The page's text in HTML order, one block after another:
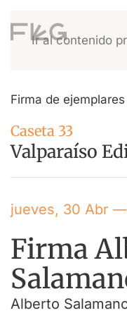
Ir al contenido
Firma de ejemplares
Caseta 33
Valparaíso
jueves, 30 Abr
Firma
Alberto